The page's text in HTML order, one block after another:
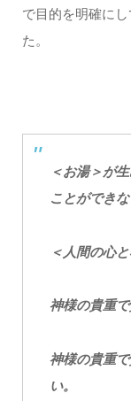
で目的を明確に
た。
＜お湯＞が
ことができな
＜人間の心
神様の貴重
神様の貴重
い。